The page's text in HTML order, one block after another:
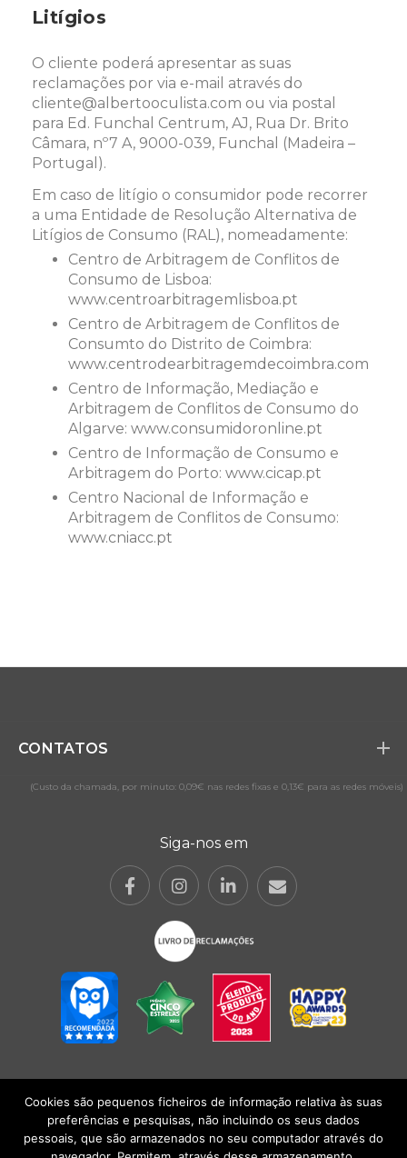
Litígios
O cliente poderá apresentar as suas
reclamações por via e-mail através do
cliente@albertooculista.com ou via postal
para Ed. Funchal Centrum, AJ, Rua Dr. Brito
Câmara, nº7 A, 9000-039, Funchal (Madeira –
Portugal).
Em caso de litígio o consumidor pode recorrer
a uma Entidade de Resolução Alternativa de
Litígios de Consumo (RAL), nomeadamente:
Centro de Arbitragem de Conflitos de
Consumo de Lisboa:
www.centroarbitragemlisboa.pt
Centro de Arbitragem de Conflitos de
Consumto do Distrito de Coimbra:
www.centrodearbitragemdecoimbra.com
Centro de Informação, Mediação e
Arbitragem de Conflitos de Consumo do
Algarve: www.consumidoronline.pt
Centro de Informação de Consumo e
Arbitragem do Porto: www.cicap.pt
Centro Nacional de Informação e
Arbitragem de Conflitos de Consumo:
www.cniacc.pt
CONTATOS
(Custo da chamada, por minuto: 0,09€ nas redes fixas e 0,13€ para as redes móveis)
Siga-nos em
POLÍTICA DE PRIVACIDADE|TERMOS E CONDIÇÕESlCONDIÇÕES
GERAIS DE VENDA| Alberto Oculista, SA 2026. Todos os direitos reservados.
Cookies são pequenos ficheiros de informação relativa às suas
preferências e pesquisas, não incluindo os seus dados
pessoais, que são armazenados no seu computador através do